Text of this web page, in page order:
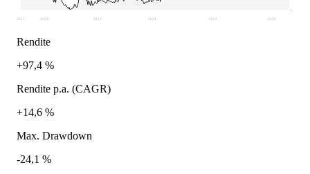
1,2
2021 2022 2023 2024 2025 2026
Rendite
+97,4 %
Rendite p.a. (CAGR)
+14,6 %
Max. Drawdown
-24,1 %